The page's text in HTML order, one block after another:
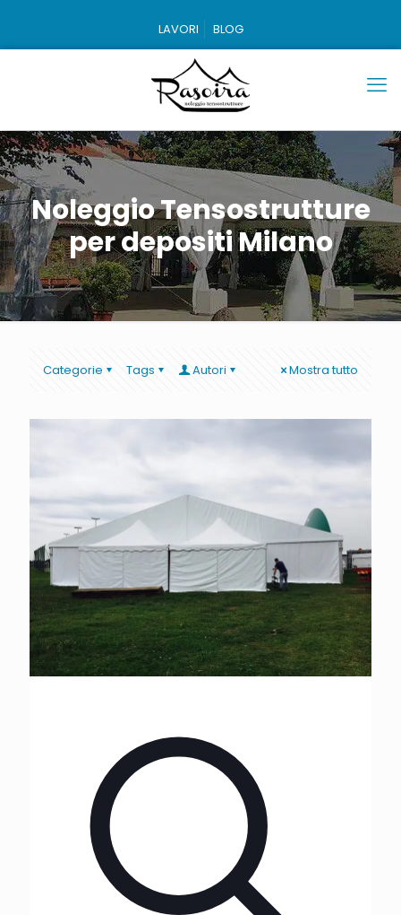
LAVORI BLOG
Noleggio Tensostrutture
per depositi Milano
Categorie Tags Autori Mostra tutto